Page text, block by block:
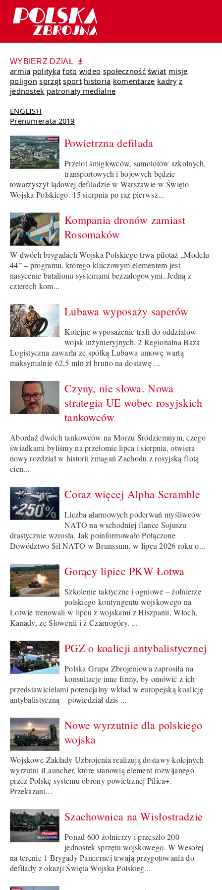
WYBIERZ DZIAŁ
armia polityka foto wideo społeczność świat misje
poligon sprzęt sport historia komentarze kadry z
jednostek patronaty medialne
ENGLISH
Prenumerata 2019
Powietrzna defilada
Przelot śmigłowców, samolotów szkolnych,
transportowych i bojowych będzie
towarzyszył lądowej defiladzie w Warszawie w Święto
Wojska Polskiego. 15 sierpnia po raz pierwsz...
Kompania dronów zamiast
Rosomaków
W dwóch brygadach Wojska Polskiego trwa pilotaż „Modelu
44” – programu, którego kluczowym elementem jest
nasycenie batalionu systemami bezzałogowymi. Jedną z
czterech kom...
Lubawa wyposaży saperów
Kolejne wyposażenie trafi do oddziałów
wojsk inżynieryjnych. 2 Regionalna Baza
Logistyczna zawarła ze spółką Lubawa umowę wartą
maksymalnie 62,5 mln zł brutto na dostawę ...
Czyny, nie słowa. Nowa
strategia UE wobec rosyjskich
tankowców
Abordaż dwóch tankowców na Morzu Śródziemnym, czego
świadkami byliśmy na przełomie lipca i sierpnia, otwiera
nowy rozdział w historii zmagań Zachodu z rosyjską flotą
cien...
Coraz więcej Alpha Scramble
Liczba alarmowych poderwań myśliwców
NATO na wschodniej flance Sojuszu
drastycznie wzrosła. Jak poinformowało Połączone
Dowództwo Sił NATO w Brunssum, w lipcu 2026 roku o...
Gorący lipiec PKW Łotwa
Szkolenie taktyczne i ogniowe – żołnierze
polskiego kontyngentu wojskowego na
Łotwie trenowali w lipcu z wojskami z Hiszpanii, Włoch,
Kanady, ze Słowenii i z Czarnogóry. ...
PGZ o koalicji antybalistycznej
Polska Grupa Zbrojeniowa zaprosiła na
konsultacje inne firmy, by omówić z ich
przedstawicielami potencjalny wkład w europejską koalicję
antybalistyczną – powiedział dziś ...
Nowe wyrzutnie dla polskiego
wojska
Wojskowe Zakłady Uzbrojenia realizują dostawy kolejnych
wyrzutni iLauncher, które stanowią element rozwijanego
przez Polskę systemu obrony powietrznej Pilica+.
Przekazani...
Szachownica na Wisłostradzie
Ponad 600 żołnierzy i przeszło 200
jednostek sprzętu wojskowego. W Wesołej
na terenie 1 Brygady Pancernej trwają przygotowania do
defilady z okazji Święta Wojska Polskieg...